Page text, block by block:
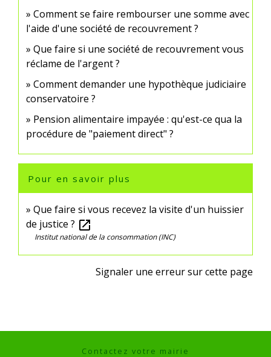
Comment se faire rembourser une somme avec
l'aide d'une société de recouvrement ?
Que faire si une société de recouvrement vous
réclame de l'argent ?
Comment demander une hypothèque judiciaire
conservatoire ?
Pension alimentaire impayée : qu'est-ce qua la
procédure de "paiement direct" ?
Pour en savoir plus
Que faire si vous recevez la visite d'un huissier
de justice ? open_in_new
Institut national de la consommation (INC)
Signaler une erreur sur cette page
Contactez votre mairie